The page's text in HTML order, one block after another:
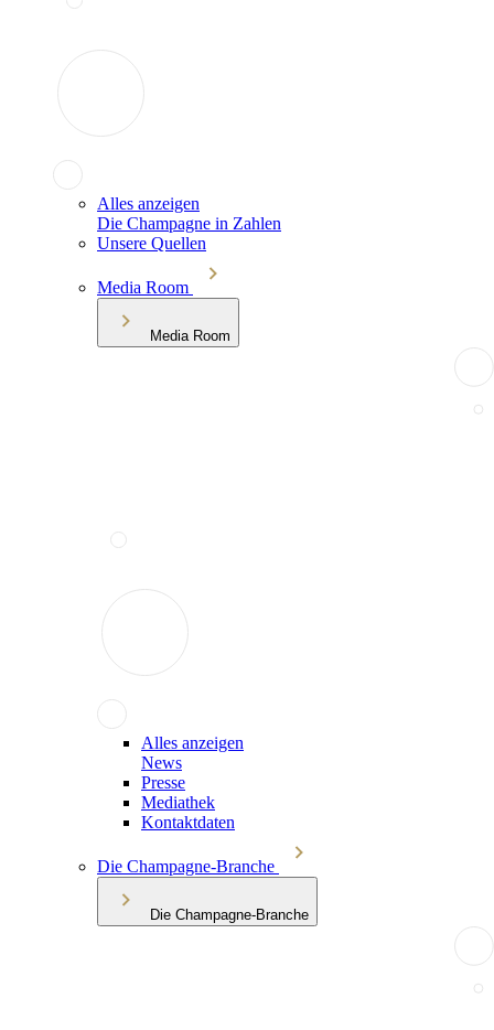
Alles anzeigen
Die Champagne in Zahlen
Unsere Quellen
Media Room
Media Room
Alles anzeigen
News
Presse
Mediathek
Kontaktdaten
Die Champagne-Branche
Die Champagne-Branche